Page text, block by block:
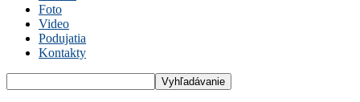
Foto
Video
Podujatia
Kontakty